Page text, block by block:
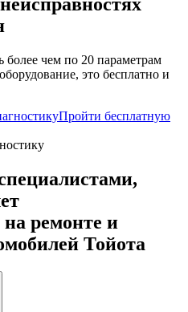
чем по 20 параметрам
это бесплатно и
Пройти бесплатную
ремонте и
Тойота